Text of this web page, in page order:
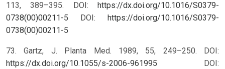
113, 389–395. DOI: https://dx.doi.org/10.1016/S0379-
0738(00)00211-5
DOI: https://doi.org/10.1016/S0379-
0738(00)00211-5
73. Gartz, J. Planta Med. 1989, 55, 249–250. DOI:
https://dx.doi.org/10.1055/s-2006-961995
DOI: